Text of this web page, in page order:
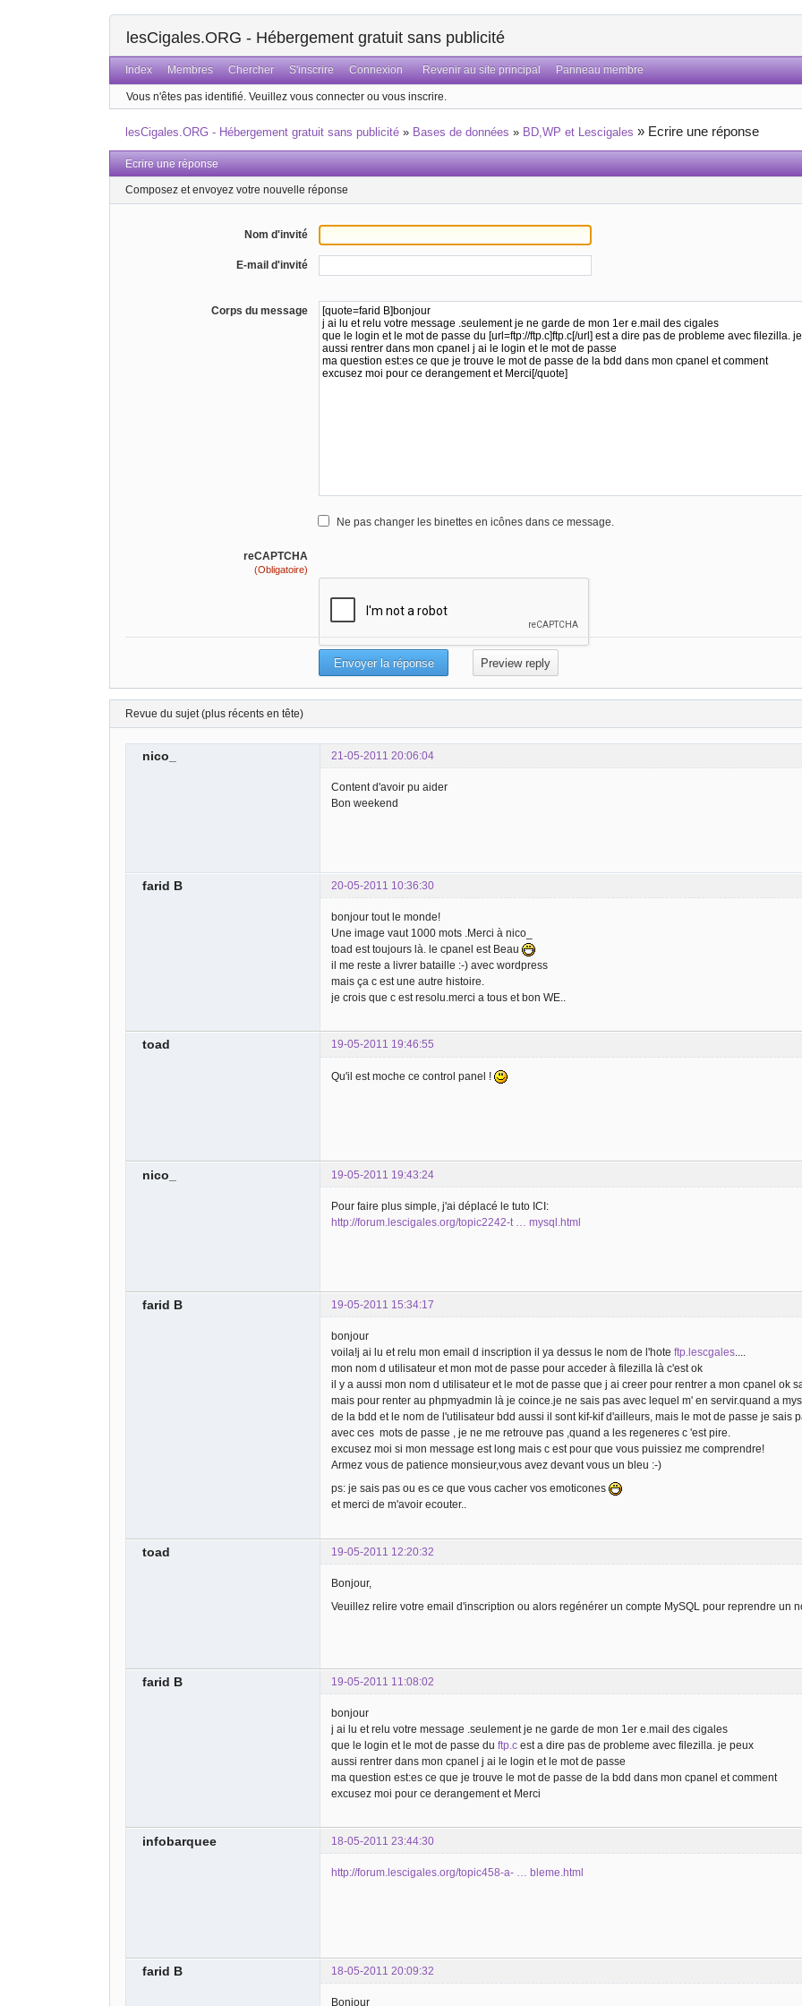
lesCigales.ORG - Hébergement gratuit sans publicité
Index Membres Chercher S'inscrire Connexion Revenir au site principal Panneau membre
Vous n'êtes pas identifié. Veuillez vous connecter ou vous inscrire.
lesCigales.ORG - Hébergement gratuit sans publicité » Bases de données » BD,WP et Lescigales » Ecrire une réponse
Ecrire une réponse
Composez et envoyez votre nouvelle réponse
Nom d'invité
E-mail d'invité
Corps du message
Ne pas changer les binettes en icônes dans ce message.
reCAPTCHA
(Obligatoire)
Revue du sujet (plus récents en tête)
nico_ 21-05-2011 20:06:04
Content d'avoir pu aider
Bon weekend
farid B 20-05-2011 10:36:30
bonjour tout le monde!
Une image vaut 1000 mots .Merci à nico_
toad est toujours là. le cpanel est Beau
il me reste a livrer bataille :-) avec wordpress
mais ça c est une autre histoire.
je crois que c est resolu.merci a tous et bon WE..
toad 19-05-2011 19:46:55
Qu'il est moche ce control panel !
nico_ 19-05-2011 19:43:24
Pour faire plus simple, j'ai déplacé le tuto ICI:
http://forum.lescigales.org/topic2242-t … mysql.html
farid B 19-05-2011 15:34:17
bonjour
voila!j ai lu et relu mon email d inscription il ya dessus le nom de l'hote ftp.lescgales....
mon nom d utilisateur et mon mot de passe pour acceder à filezilla là c'est ok
il y a aussi mon nom d utilisateur et le mot de passe que j ai creer pour rentrer a mon cpanel ok
mais pour renter au phpmyadmin là je coince.je ne sais pas avec lequel m' en servir.quand a
de la bdd et le nom de l'utilisateur bdd aussi il sont kif-kif d'ailleurs, mais le mot de passe je sais
avec ces mots de passe , je ne me retrouve pas ,quand a les regeneres c 'est pire.
excusez moi si mon message est long mais c est pour que vous puissiez me comprendre!
Armez vous de patience monsieur,vous avez devant vous un bleu :-)
ps: je sais pas ou es ce que vous cacher vos emoticones
et merci de m'avoir ecouter..
toad 19-05-2011 12:20:32
Bonjour,
Veuillez relire votre email d'inscription ou alors regénérer un compte MySQL pour reprendre un
farid B 19-05-2011 11:08:02
bonjour
j ai lu et relu votre message .seulement je ne garde de mon 1er e.mail des cigales
que le login et le mot de passe du ftp.c est a dire pas de probleme avec filezilla. je peux
aussi rentrer dans mon cpanel j ai le login et le mot de passe
ma question est:es ce que je trouve le mot de passe de la bdd dans mon cpanel et comment
excusez moi pour ce derangement et Merci
infobarquee 18-05-2011 23:44:30
http://forum.lescigales.org/topic458-a- … bleme.html
farid B 18-05-2011 20:09:32
Bonjour